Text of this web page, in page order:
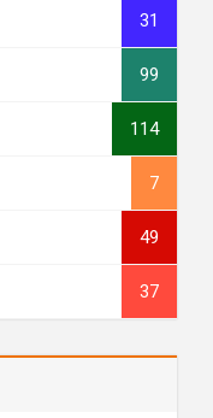
31
99
114
7
49
37